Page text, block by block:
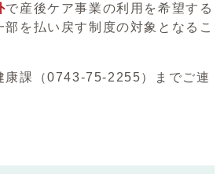
で産後ケア事業の利用を希望する
を払い戻す制度の対象となるこ
康課（0743-75-2255）までご連